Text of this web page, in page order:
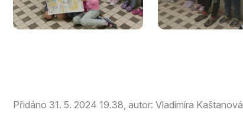
Přidáno 31. 5. 2024 19.38, autor: Vladimíra Kaštanová